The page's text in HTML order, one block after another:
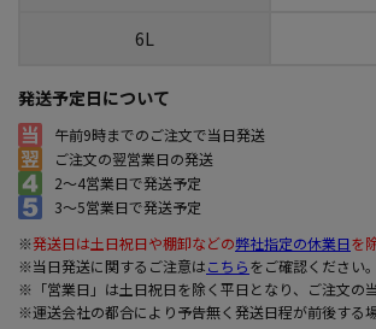
6L
発送予定日について
午前9時までのご注文で当日発送
ご注文の翌営業日の発送
2～4営業日で発送予定
3～5営業日で発送予定
※発送日は土日祝日や棚卸などの弊社指定の休業日を
※当日発送に関するご注意はこちらをご確認ください。
※「営業日」は土日祝日を除く平日となり、ご注文の当
※運送会社の都合により予告無く発送日程が前後する場